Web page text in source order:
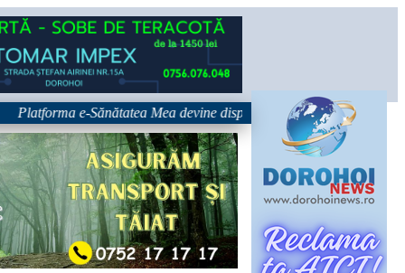
e-Sănătatea Mea devine disponibilă pe 1 septembrie: